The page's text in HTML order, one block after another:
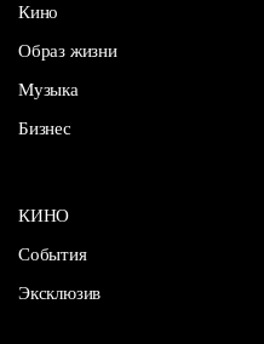
Кино
Образ жизни
Музыка
Бизнес
КИНО
События
Эксклюзив